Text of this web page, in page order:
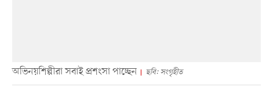
অভিনয়শিল্পীরা সবাই প্রশংসা পাচ্ছেন ছবি: সংগৃহীত